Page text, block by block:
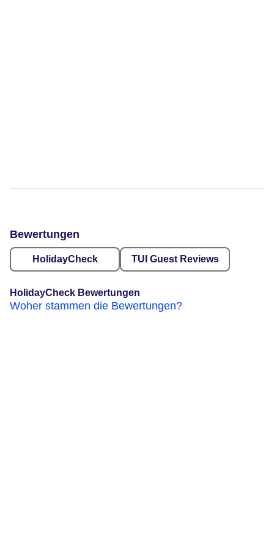
Bewertungen
HolidayCheck TUI Guest Reviews
HolidayCheck Bewertungen
Woher stammen die Bewertungen?